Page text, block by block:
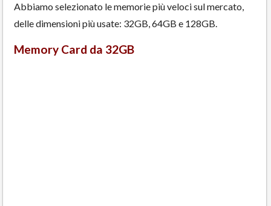
Abbiamo selezionato le memorie più veloci sul mercato,
delle dimensioni più usate: 32GB, 64GB e 128GB.
Memory Card da 32GB